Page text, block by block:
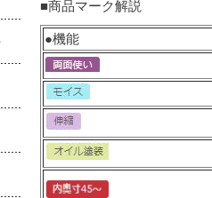
■商品マーク解説
●機能